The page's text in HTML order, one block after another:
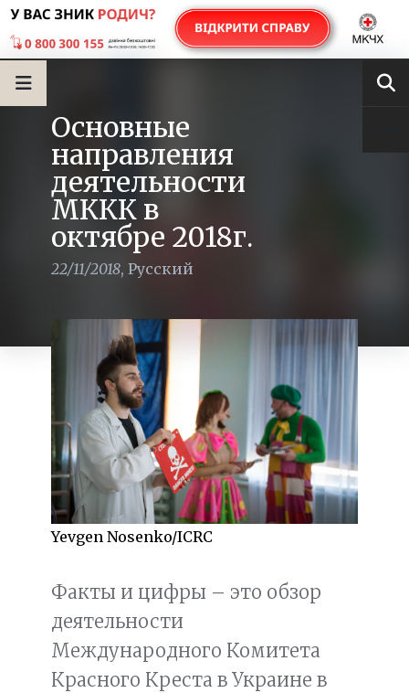
Основные
направления
деятельности
МККК в
октябре 2018г.
22/11/2018, Русский
Yevgen Nosenko/ICRC
Факты и цифры – это обзор
деятельности
Международного Комитета
Красного Креста в Украине в